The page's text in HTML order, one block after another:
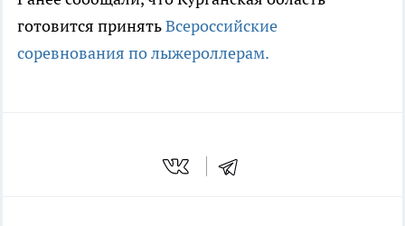
готовится принятьВсероссийские
соревнования по лыжероллерам.